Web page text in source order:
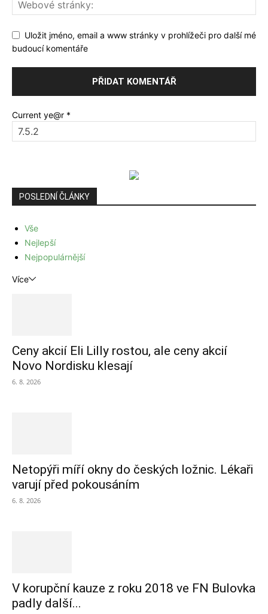
Uložit jméno, email a www stránky v prohlížeči pro další mé
budoucí komentáře
Current ye@r *
POSLEDNÍ ČLÁNKY
Vše
Nejlepší
Nejpopulárnější
Více
Ceny akcií Eli Lilly rostou, ale ceny akcií
Novo Nordisku klesají
6. 8. 2026
Netopýři míří okny do českých ložnic. Lékaři
varují před pokousáním
6. 8. 2026
V korupční kauze z roku 2018 ve FN Bulovka
padly další...